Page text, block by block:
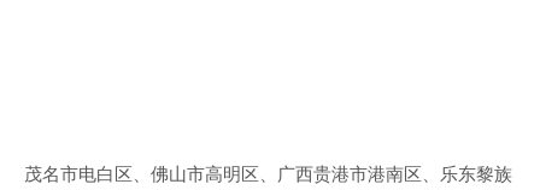
茂名市电白区、佛山市高明区、广西贵港市港南区、乐东黎族